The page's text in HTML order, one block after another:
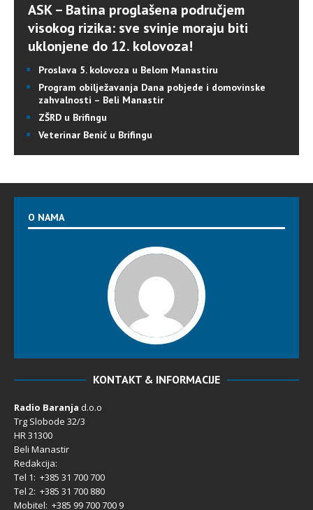
ASK – Batina proglašena područjem
visokog rizika: sve svinje moraju biti
uklonjene do 12. kolovoza!
Proslava 5. kolovoza u Belom Manastiru
Program obilježavanja Dana pobjede i domovinske
zahvalnosti – Beli Manastir
ZŠRD u Brifingu
Veterinar Benić u Brifingu
O NAMA
KONTAKT & INFORMACIJE
Radio Baranja d.o.o
Trg Slobode 32/3
HR 31300
Beli Manastir
Redakcija:
Tel 1: +385 31 700 700
Tel 2: +385 31 700 880
Mobitel: +385 99 700 700 9